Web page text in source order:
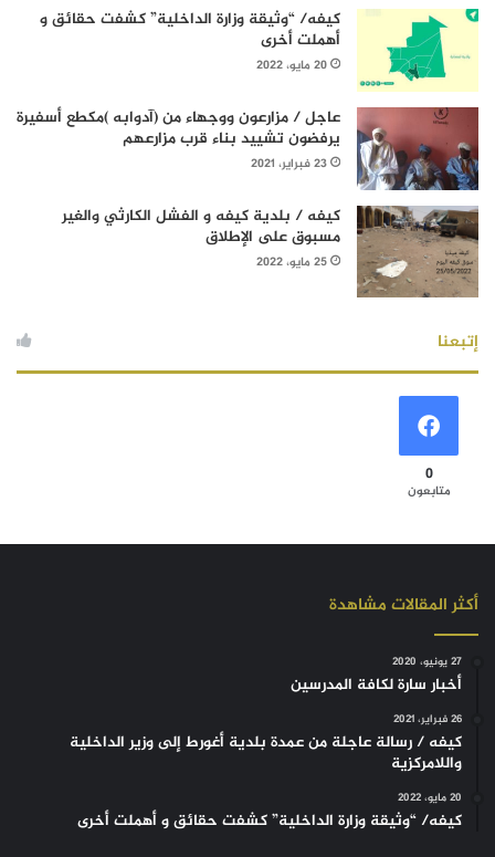
كيفه/ “وثيقة وزارة الداخلية” كشفت حقائق و
أهملت أخرى
20 مايو، 2022
عاجل / مزارعون ووجهاء من (آدوابه )مكطع أسفيرة
يرفضون تشييد بناء قرب مزارعهم
23 فبراير، 2021
كيفه / بلدية كيفه و الفشل الكارثي والغير
مسبوق على الإطلاق
25 مايو، 2022
إتبعنا
0
متابعون
أكثر المقالات مشاهدة
27 يونيو، 2020
أخبار سارة لكافة المدرسين
26 فبراير، 2021
كيفه / رسالة عاجلة من عمدة بلدية أغورط إلى وزير الداخلية
واللامركزية
20 مايو، 2022
كيفه/ “وثيقة وزارة الداخلية” كشفت حقائق و أهملت أخرى